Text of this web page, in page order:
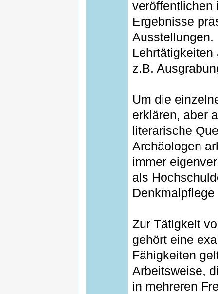
veröffentlichen
Ergebnisse
Ausstellungen.
Lehrtätigkeiten
z.B.
Um die
erklären, aber
literarische
Archäologen
immer
als
Zur Tätigkeit
gehört eine
Fähigkeiten
Arbeitsweise,
in mehreren